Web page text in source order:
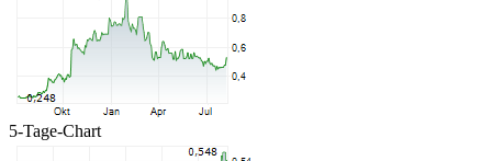
5-Tage-Chart